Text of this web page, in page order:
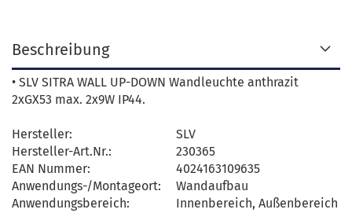
Beschreibung
• SLV SITRA WALL UP-DOWN Wandleuchte anthrazit
2xGX53 max. 2x9W IP44.
Hersteller:
SLV
Hersteller-Art.Nr.:
230365
EAN Nummer:
4024163109635
Anwendungs-/Montageort:
Wandaufbau
Anwendungsbereich:
Innenbereich, Außenbereich